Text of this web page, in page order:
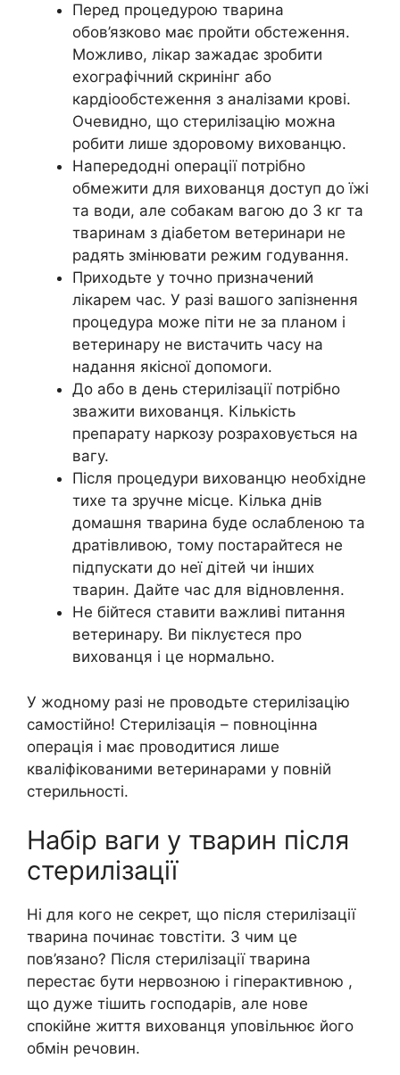
Перед процедурою тварина
обов’язково має пройти обстеження.
Можливо, лікар зажадає зробити
ехографічний скринінг або
кардіообстеження з аналізами крові.
Очевидно, що стерилізацію можна
робити лише здоровому вихованцю.
Напередодні операції потрібно
обмежити для вихованця доступ до їжі
та води, але собакам вагою до 3 кг та
тваринам з діабетом ветеринари не
радять змінювати режим годування.
Приходьте у точно призначений
лікарем час. У разі вашого запізнення
процедура може піти не за планом і
ветеринару не вистачить часу на
надання якісної допомоги.
До або в день стерилізації потрібно
зважити вихованця. Кількість
препарату наркозу розраховується на
вагу.
Після процедури вихованцю необхідне
тихе та зручне місце. Кілька днів
домашня тварина буде ослабленою та
дратівливою, тому постарайтеся не
підпускати до неї дітей чи інших
тварин. Дайте час для відновлення.
Не бійтеся ставити важливі питання
ветеринару. Ви піклуєтеся про
вихованця і це нормально.
У жодному разі не проводьте стерилізацію
самостійно! Стерилізація – повноцінна
операція і має проводитися лише
кваліфікованими ветеринарами у повній
стерильності.
Набір ваги у тварин після
стерилізації
Ні для кого не секрет, що після стерилізації
тварина починає товстіти. З чим це
пов’язано? Після стерилізації тварина
перестає бути нервозною і гіперактивною ,
що дуже тішить господарів, але нове
спокійне життя вихованця уповільнює його
обмін речовин.